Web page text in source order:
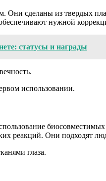
Они сделаны из твердых
нужной
статусы и награды
использовании.
реакций. Они подходят
глаза.